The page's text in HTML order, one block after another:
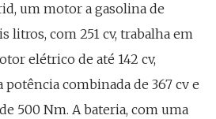
um motor a gasolina de
litros, com 251 cv, trabalha em
elétrico de até 142 cv,
combinada de 367 cv e
500 Nm. A bateria, com uma